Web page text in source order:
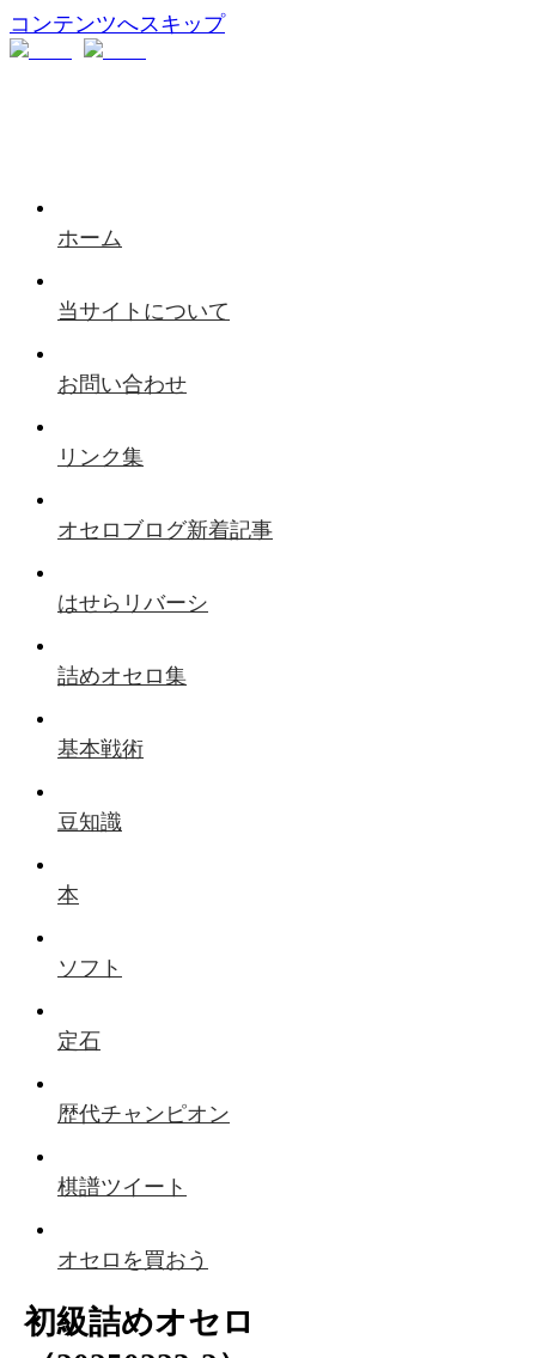
コンテンツへスキップ
ホーム
当サイトについて
お問い合わせ
リンク集
オセロブログ新着記事
はせらリバーシ
詰めオセロ集
基本戦術
豆知識
本
ソフト
定石
歴代チャンピオン
棋譜ツイート
オセロを買おう
初級詰めオセロ